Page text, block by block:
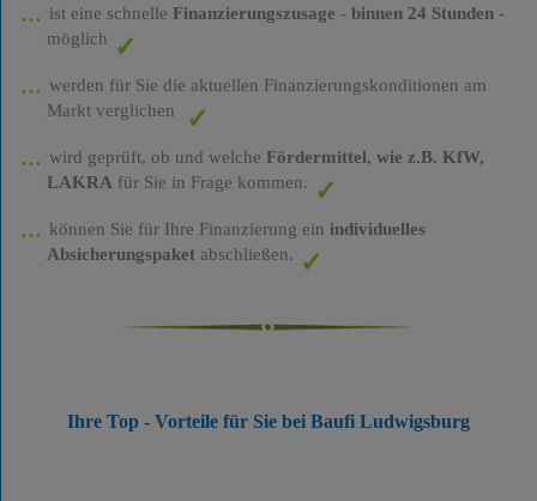
ist eine schnelle Finanzierungszusage - binnen 24 Stunden-
möglich
werden für Sie die aktuellen Finanzierungskonditionen am
Markt verglichen
wird geprüft, ob und welche Fördermittel, wie z.B. KfW,
LAKRA für Sie in Frage kommen.
können Sie für Ihre Finanzierung ein individuelles
Absicherungspaketabschließen.
Ihre Top - Vorteile für Sie bei Baufi Ludwigsburg